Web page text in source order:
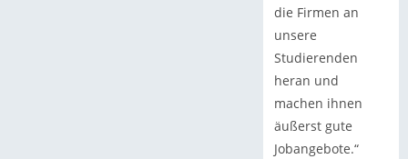
die Firmen an
unsere
Studierenden
heran und
machen ihnen
äußerst gute
Jobangebote.“